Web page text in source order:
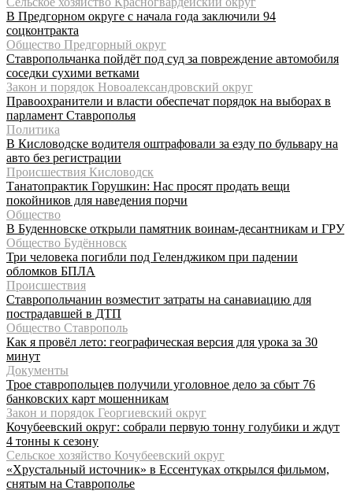
В Предгорном округе с начала года заключили 94
соцконтракта
Общество Предгорный округ
Ставропольчанка пойдёт под суд за повреждение автомобиля
соседки сухими ветками
Закон и порядок Новоалександровский округ
Правоохранители и власти обеспечат порядок на выборах в
парламент Ставрополья
Политика
В Кисловодске водителя оштрафовали за езду по бульвару на
авто без регистрации
Происшествия Кисловодск
Танатопрактик Горушкин: Нас просят продать вещи
покойников для наведения порчи
Общество
В Буденновске открыли памятник воинам-десантникам и ГРУ
Общество Будённовск
Три человека погибли под Геленджиком при падении
обломков БПЛА
Происшествия
Ставропольчанин возместит затраты на санавиацию для
пострадавшей в ДТП
Общество Ставрополь
Как я провёл лето: географическая версия для урока за 30
минут
Документы
Трое ставропольцев получили уголовное дело за сбыт 76
банковских карт мошенникам
Закон и порядок Георгиевский округ
Кочубеевский округ: собрали первую тонну голубики и ждут
4 тонны к сезону
Сельское хозяйство Кочубеевский округ
«Хрустальный источник» в Ессентуках открылся фильмом,
снятым на Ставрополье